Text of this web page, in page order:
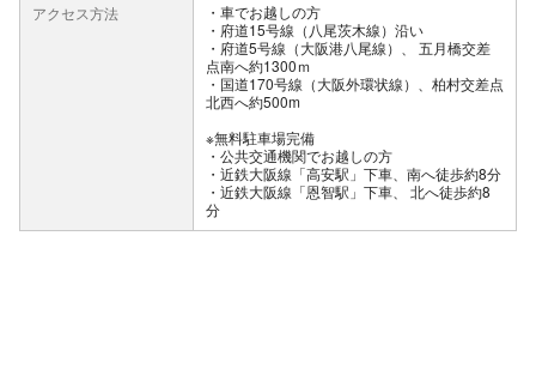
アクセス方法
車でお越しの方
・府道15号線（八尾茨木線）沿い
・府道5号線（大阪港八尾線）、 五月橋交差
点南へ約1300ｍ
・国道170号線（大阪外環状線）、柏村交差点
北西へ約500m
※無料駐車場完備
公共交通機関でお越しの方
・近鉄大阪線「高安駅」下車、南へ徒歩約8分
・近鉄大阪線「恩智駅」下車、 北へ徒歩約8
分